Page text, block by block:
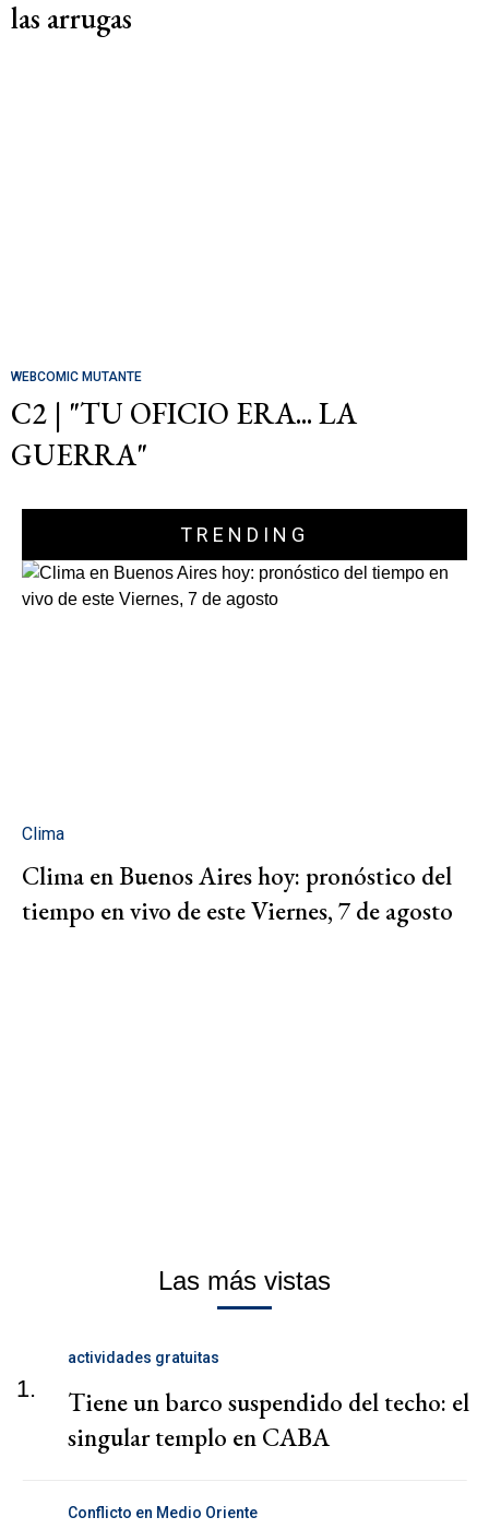
las arrugas
WEBCOMIC MUTANTE
C2 | "TU OFICIO ERA... LA
GUERRA"
TRENDING
Clima
Clima en Buenos Aires hoy: pronóstico del
tiempo en vivo de este Viernes, 7 de agosto
Las más vistas
1.
actividades gratuitas
Tiene un barco suspendido del techo: el
singular templo en CABA
Conflicto en Medio Oriente